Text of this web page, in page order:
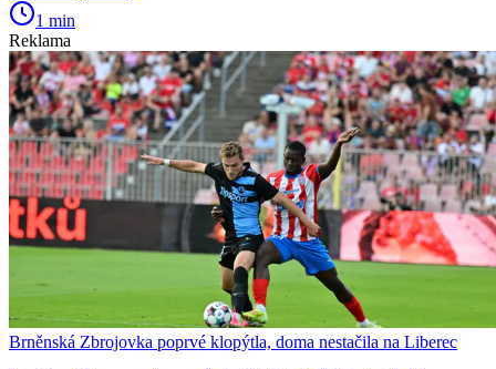
1 min
Reklama
Brněnská Zbrojovka poprvé klopýtla, doma nestačila na Liberec